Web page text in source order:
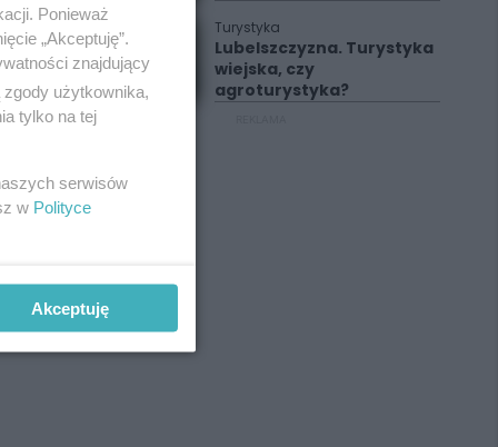
Turystyka
Lubelszczyzna. Turystyka
wiejska, czy
agroturystyka?
Ponieważ
„Akceptuję”.
znajdujący
użytkownika,
tylko na tej
serwisów
w Polityce
Akceptuję